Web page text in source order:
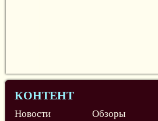
КОНТЕНТ
Новости Обзоры